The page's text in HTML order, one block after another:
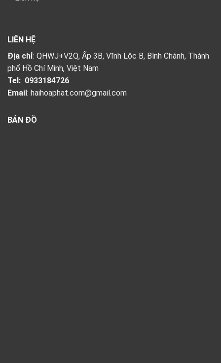
LIÊN HỆ
Địa chỉ: QHWJ+V2Q, Ấp 3B, Vĩnh Lộc B, Bình Chánh, Thành
phố Hồ Chí Minh, Việt Nam
Tel: 0933184726
Email : haihoaphat.com@gmail.com
BẢN ĐỒ